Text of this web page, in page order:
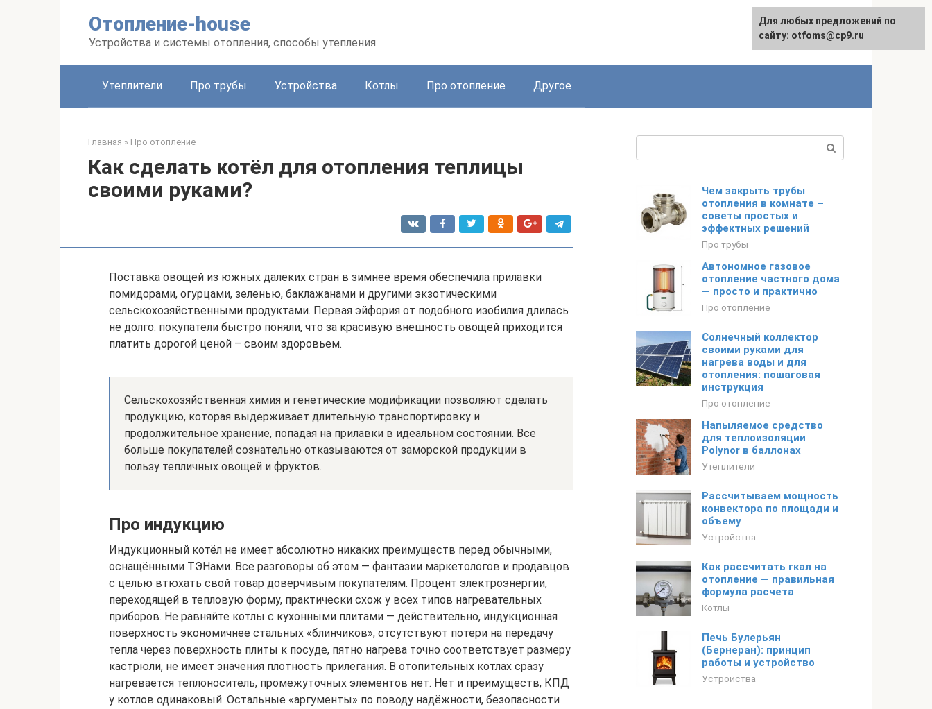
Отопление-house
Устройства и системы отопления, способы утепления
English
Утеплители Про трубы Устройства Котлы Про отопление Другое
Главная » Про отопление
Как сделать котёл для отопления теплицы
своими руками?
Поставка овощей из южных далеких стран в зимнее время обеспечила прилавки
помидорами, огурцами, зеленью, баклажанами и другими экзотическими
сельскохозяйственными продуктами. Первая эйфория от подобного изобилия длилась
не долго: покупатели быстро поняли, что за красивую внешность овощей приходится
платить дорогой ценой – своим здоровьем.
Сельскохозяйственная химия и генетические модификации позволяют сделать
продукцию, которая выдерживает длительную транспортировку и
продолжительное хранение, попадая на прилавки в идеальном состоянии. Все
больше покупателей сознательно отказываются от заморской продукции в
пользу тепличных овощей и фруктов.
Про индукцию
Индукционный котёл не имеет абсолютно никаких преимуществ перед обычными,
оснащёнными ТЭНами. Все разговоры об этом — фантазии маркетологов и продавцов
с целью втюхать свой товар доверчивым покупателям. Процент электроэнергии,
переходящей в тепловую форму, практически схож у всех типов нагревательных
приборов. Не равняйте котлы с кухонными плитами — действительно, индукционная
поверхность экономичнее стальных «блинчиков», отсутствуют потери на передачу
тепла через поверхность плиты к посуде, пятно нагрева точно соответствует размеру
кастрюли, не имеет значения плотность прилегания. В отопительных котлах сразу
нагревается теплоноситель, промежуточных элементов нет. Нет и преимуществ, КПД
у котлов одинаковый. Остальные «аргументы» по поводу надёжности, безопасности
Чем закрыть трубы
отопления в комнате –
советы простых и
эффектных решений
Про трубы
Автономное газовое
отопление частного дома
— просто и практично
Про отопление
Солнечный коллектор
своими руками для
нагрева воды и для
отопления: пошаговая
инструкция
Про отопление
Напыляемое средство
для теплоизоляции
Polynor в баллонах
Утеплители
Рассчитываем мощность
конвектора по площади и
объему
Устройства
Как рассчитать гкал на
отопление — правильная
формула расчета
Котлы
Печь Булерьян
(Бернеран): принцип
работы и устройство
Устройства
Для любых предложений по
сайту: otfoms@cp9.ru